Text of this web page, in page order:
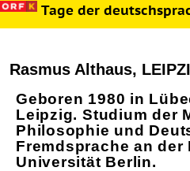
Tage der
Rasmus Althaus,
Geboren 1980 in
Leipzig. Studium der
Philosophie und
Fremdsprache an der
Universität Berlin.